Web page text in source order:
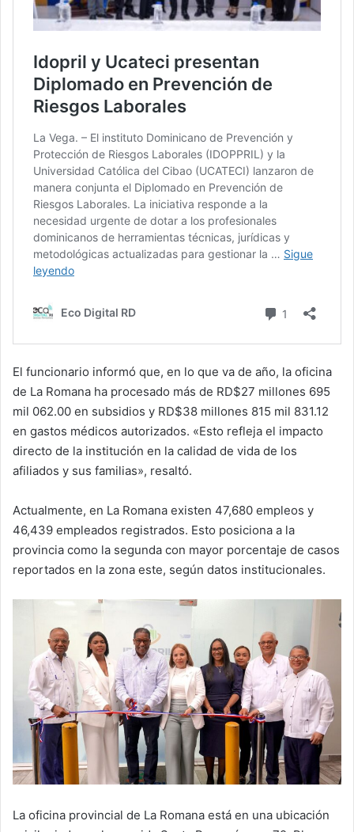
El funcionario informó que, en lo que va de año, la oficina
de La Romana ha procesado más de RD$27 millones 695
mil 062.00 en subsidios y RD$38 millones 815 mil 831.12
en gastos médicos autorizados. «Esto refleja el impacto
directo de la institución en la calidad de vida de los
afiliados y sus familias», resaltó.⁣⁣
Actualmente, en La Romana existen 47,680 empleos y
46,439 empleados registrados. Esto posiciona a la
provincia como la segunda con mayor porcentaje de casos
reportados en la zona este, según datos institucionales.⁣⁣
La oficina provincial de La Romana está en una ubicación